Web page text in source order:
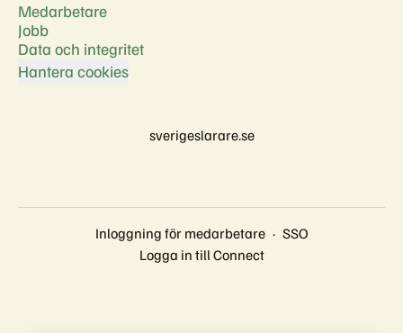
Medarbetare
Jobb
Data och integritet
Hantera cookies
sverigeslarare.se
Inloggning för medarbetare · SSO
Logga in till Connect